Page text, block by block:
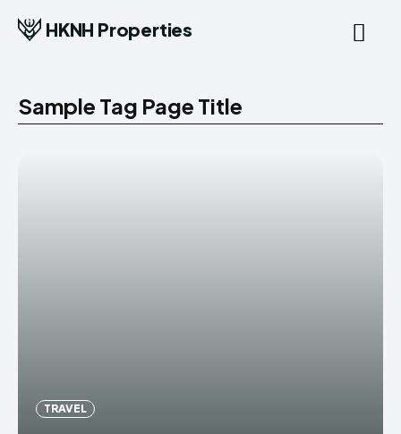
HKNH Properties
Sample Tag Page Title
TRAVEL